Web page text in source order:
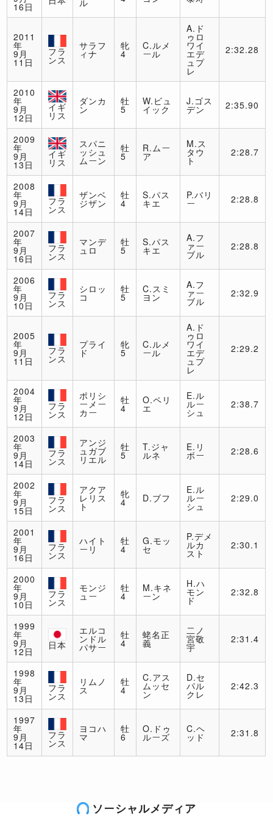
16日 ル
2011
年
9月
11日
フラ
ンス
サラフ
ィナ
牝
4
C.ルメ
ール
A.ド
ゥロ
ワイ
エデ
ュプ
レ
2:32.28
2010
年
9月
12日
イギ
リス
ダンカ
ン
牡
5
W.ビュ
イック
J.ゴス
デン 2:35.90
2009
年
9月
13日
イギ
リス
スパニ
ッシュ
ムーン
牡
5
R.ムー
ア
M.ス
タウ
ト
2:28.7
2008
年
9月
14日
フラ
ンス
ザンベ
ジザン
牡
4
S.パス
キエ
P.バリ
ー 2:28.8
2007
年
9月
16日
フラ
ンス
マンデ
ュロ
牡
5
S.パス
キエ
A.フ
ァー
ブル
2:28.8
2006
年
9月
10日
フラ
ンス
シロッ
コ
牡
5
C.スミ
ヨン
A.フ
ァー
ブル
2:32.9
2005
年
9月
11日
フラ
ンス
プライ
ド
牝
5
C.ルメ
ール
A.ド
ゥロ
ワイ
エデ
ュプ
レ
2:29.2
2004
年
9月
12日
フラ
ンス
ポリシ
ーメー
カー
牡
4
O.ペリ
エ
E.ル
ルー
シュ
2:38.7
2003
年
9月
14日
フラ
ンス
アンジ
ュガブ
リエル
牡
5
T.ジャ
ルネ
E.リ
ボー 2:28.6
2002
年
9月
15日
フラ
ンス
アクア
レリス
ト
牝
4 D.ブフ
E.ル
ルー
シュ
2:29.0
2001
年
9月
16日
フラ
ンス
ハイト
ーリ
牡
4
G.モッ
セ
P.デメ
ルカ
スト
2:30.1
2000
年
9月
10日
フラ
ンス
モンジ
ュー
牡
4
M.キネ
ーン
H.ハ
モン
ド
2:32.8
1999
年
9月
12日
日本
エルコ
ンドル
パサー
牡
4
蛯名正
義
二ノ
宮敬
宇
2:31.4
1998
年
9月
13日
フラ
ンス
リムノ
ス
牡
4
C.アス
ムッセ
ン
D.セ
パル
クレ
2:42.3
1997
年
9月
14日
フラ
ンス
ヨコハ
マ
牡
6
O.ドゥ
ルーズ
C.ヘ
ッド 2:31.8
ソーシャルメディア